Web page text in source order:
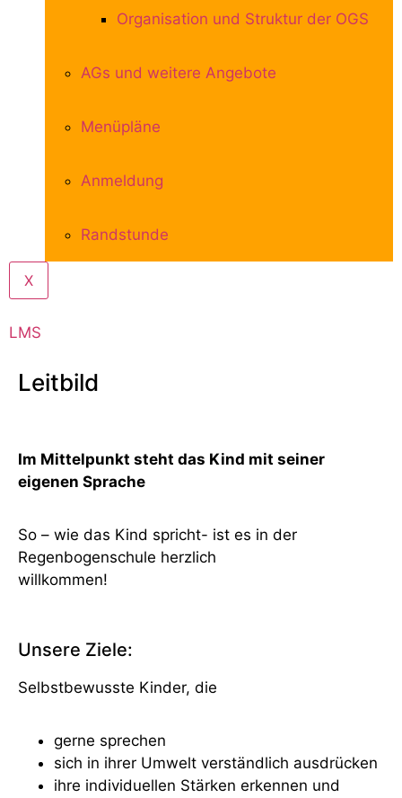
Organisation und Struktur der OGS
AGs und weitere Angebote
Menüpläne
Anmeldung
Randstunde
X
LMS
Leitbild
Im Mittelpunkt steht das Kind mit seiner
eigenen Sprache
So – wie das Kind spricht- ist es in der
Regenbogenschule herzlich
willkommen!
Unsere Ziele:
Selbstbewusste Kinder, die
gerne sprechen
sich in ihrer Umwelt verständlich ausdrücken
ihre individuellen Stärken erkennen und